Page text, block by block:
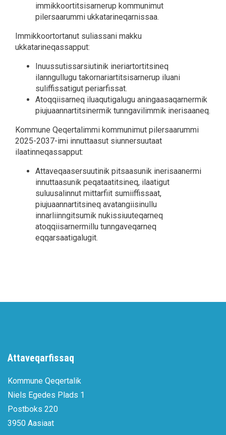
immikkoortitsisarnerup kommunimut
pilersaarummi ukkatarineqarnissaa.
Immikkoortortanut suliassani makku
ukkatarineqassapput:
Inuussutissarsiutinik ineriartortitsineq
ilanngullugu takornariartitsisarnerup iluani
suliffissatigut periarfissat.
Atoqqiisarneq iluaqutigalugu aningaasaqarnermik
piujuaannartitsinermik tunngavilimmik inerisaaneq.
Kommune Qeqertalimmi kommunimut pilersaarummi
2025-2037-imi innuttaasut siunnersuutaat
ilaatinneqassapput:
Attaveqaasersuutinik pitsaasunik inerisaanermi
innuttaasunik peqataatitsineq, ilaatigut
suluusalinnut mittarfiit sumiiffissaat,
piujuaannartitsineq avatangiisinullu
innarliinngitsumik nukissiuuteqarneq
atoqqiisarnermillu tunngaveqarneq
eqqarsaatigalugit.
Attaveqarfissaq
Kommune Qeqertalik
Niels Egedes Plads 1
Postboks 220
3950 Aasiaat